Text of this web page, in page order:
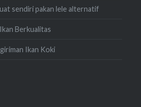
sendiri pakan lele alternatif
Berkualitas
Ikan Koki